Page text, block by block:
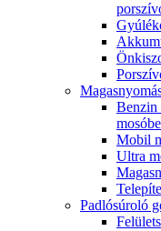
Benzin
Mobil
Ultra
Padlósúroló